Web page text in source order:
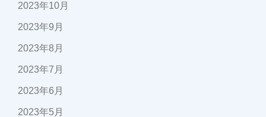
2023年10月
2023年9月
2023年8月
2023年7月
2023年6月
2023年5月